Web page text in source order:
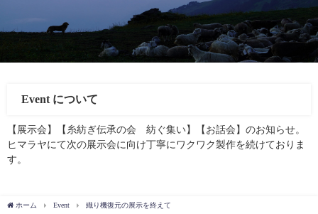
Event について
【展示会】【糸紡ぎ伝承の会 紡ぐ集い】【お話会】のお知らせ。
ヒマラヤにて次の展示会に向け丁寧にワクワク製作を続けておりま
す。
ホーム Event 織り機復元の展示を終えて